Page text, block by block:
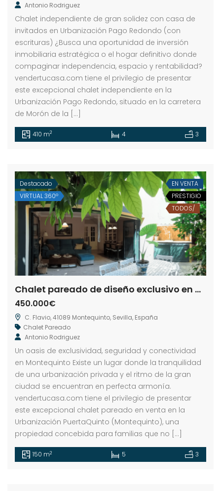
Antonio Rodriguez
Chalet independiente de gran solidez con casa de
invitados en Urbanización Pago Redondo (con
escrituras) ¿Busca una oportunidad de inversión
inmobiliaria estratégica o el hogar definitivo donde
compaginar independencia, espacio y rentabilidad?
vendertucasa.com tiene el privilegio de presentar
este excepcional chalet independiente en la
Urbanización Pago Redondo, situado en la carretera
de Morón de la […]
410 m2 4 3
Destacado
VIRTUAL 360º
EN VENTA
PRESTIGIO
TODOS/
Chalet pareado de diseño exclusivo en Urbanización PuertaQuinto, Montequinto
450.000€
C. Flavio, 41089 Montequinto, Sevilla, España
Chalet Pareado
Antonio Rodriguez
Un oasis de exclusividad, seguridad y conectividad
en Montequinto Existe un lugar donde la tranquilidad
de una urbanización privada y el ritmo de la gran
ciudad se encuentran en perfecta armonía.
vendertucasa.com tiene el privilegio de presentar
este excepcional chalet pareado en venta en la
Urbanización PuertaQuinto (Montequinto), una
propiedad concebida para familias que no […]
150 m2 5 3